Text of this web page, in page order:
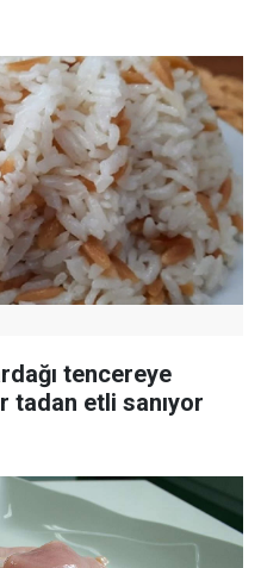
tencereye
tadan etli sanıyor